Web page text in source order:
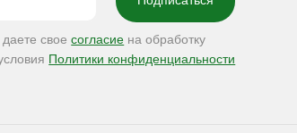
своесогласие на обработку
Политики конфиденциальности